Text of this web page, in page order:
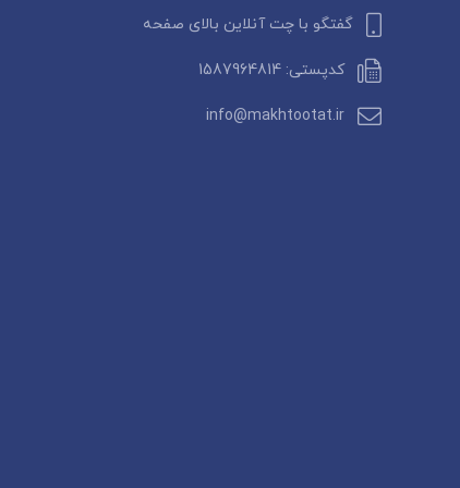
گفتگو با چت آنلاین بالای صفحه
کدپستی: 1587964814
info@makhtootat.ir